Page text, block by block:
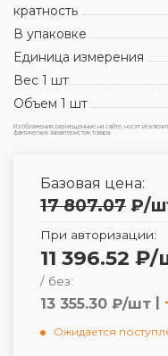
кратность
В упаковке
Единица измерения
Вес 1 шт
Объем 1 шт
Изображения, размещенные на сайте, носят
фактических характеристик товара.
Базовая цена:
17 807.07 ₽/
При авторизации:
11 396.52
/ без:
13 355.30 ₽/шт |
Ожидается